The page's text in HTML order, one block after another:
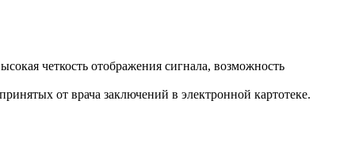
четкость отображения сигнала, возможность
от врача заключений в электронной картотеке.